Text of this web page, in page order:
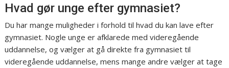
Hvad gør unge efter gymnasiet?
Du har mange muligheder i forhold til hvad du kan lave efter
gymnasiet. Nogle unge er afklarede med videregående
uddannelse, og vælger at gå direkte fra gymnasiet til
videregående uddannelse, mens mange andre vælger at tage